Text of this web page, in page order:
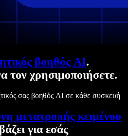
βοηθός AI.
τον χρησιμοποιήσετε.
σας βοηθός AI σε κάθε συσκευή
μετατροπής κειμένου
για εσάς